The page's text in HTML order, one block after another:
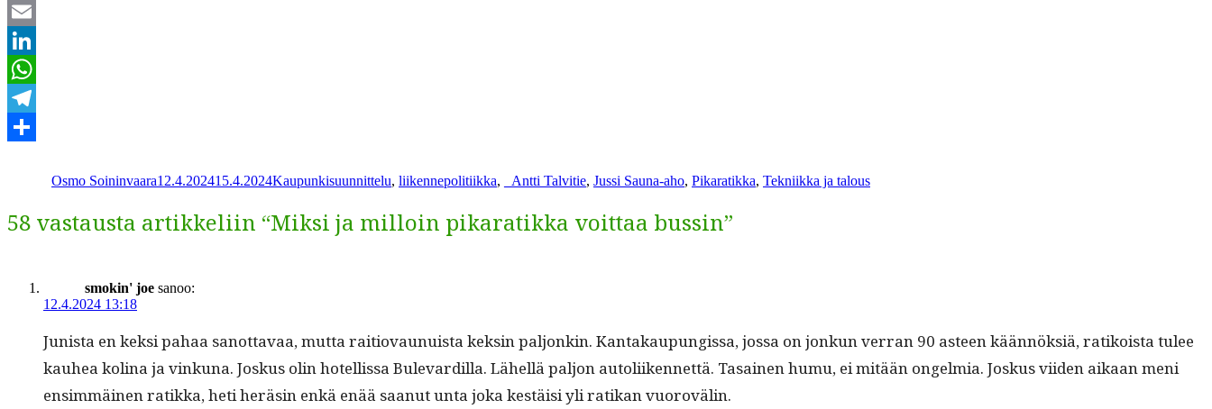
Twitter
Email
LinkedIn
WhatsApp
Telegram
Osmo Soininvaara12.4.202415.4.2024Kaupunkisuunnittelu, liikennepolitiikka, Antti Talvitie, Jussi Sauna-aho, Pikaratikka, Tekniikka ja talous
58 vastausta artikkeliin “Miksi ja milloin pikaratikka voittaa bussin”
smokin' joe sanoo:
12.4.2024 13:18
Junista en kek­si pahaa san­ot­tavaa, mut­ta raitio­vaunuista keksin paljonkin. Kan­takaupungis­sa, jos­sa on jonkun ver­ran 90 asteen kään­nök­siä, ratikoista tulee
kauhea koli­na ja vinku­na. Joskus olin hotel­lis­sa Bule­vardil­la. Lähel­lä paljon autoli­iken­net­tä. Tasainen humu, ei mitään ongelmia. Joskus viiden aikaan meni
ensim­mäi­nen ratik­ka, heti heräsin enkä enää saanut unta joka kestäisi yli ratikan vuorovälin.